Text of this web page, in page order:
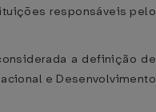
responsáveis pelo
a definição de
e Desenvolvimento